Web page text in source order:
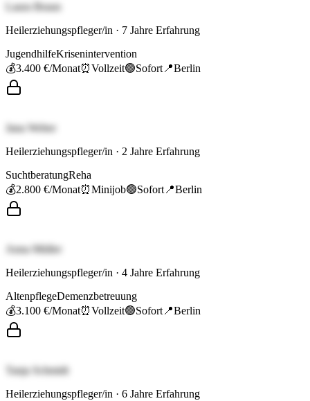
Laura Braun
Heilerziehungspfleger/in · 7 Jahre Erfahrung
JugendhilfeKrisenintervention
💰3.400 €/Monat⏰Vollzeit🟢Sofort 📍Berlin
Jana Weber
Heilerziehungspfleger/in · 2 Jahre Erfahrung
SuchtberatungReha
💰2.800 €/Monat⏰Minijob🟢Sofort 📍Berlin
Anna Müller
Heilerziehungspfleger/in · 4 Jahre Erfahrung
AltenpflegeDemenzbetreuung
💰3.100 €/Monat⏰Vollzeit🟢Sofort 📍Berlin
Tanja Schmidt
Heilerziehungspfleger/in · 6 Jahre Erfahrung